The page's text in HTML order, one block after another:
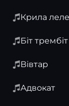
Крила
Біт трембіт
Вівтар
Адвокат